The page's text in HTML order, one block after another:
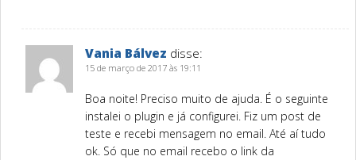
Vania Bálvez disse:
15 de março de 2017 às 19:11
Boa noite! Preciso muito de ajuda. É o seguinte
instalei o plugin e já configurei. Fiz um post de
teste e recebi mensagem no email. Até aí tudo
ok. Só que no email recebo o link da